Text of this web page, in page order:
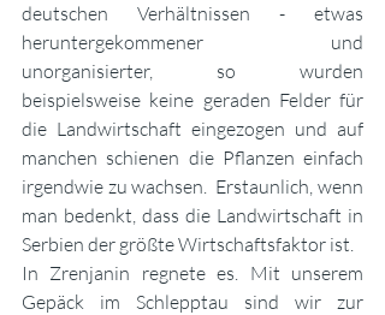
deutschen Verhältnissen - etwas
heruntergekommener und
unorganisierter, so wurden
beispielsweise keine geraden Felder für
die Landwirtschaft eingezogen und auf
manchen schienen die Pflanzen einfach
irgendwie zu wachsen.  Erstaunlich, wenn
man bedenkt, dass die Landwirtschaft in
Serbien der größte Wirtschaftsfaktor ist.
In Zrenjanin regnete es. Mit unserem
Gepäck im Schlepptau sind wir zur